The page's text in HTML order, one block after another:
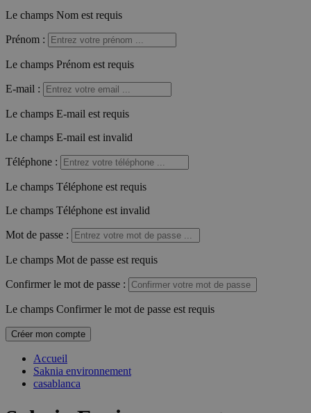
Le champs Nom est requis
Prénom :
Le champs Prénom est requis
E-mail :
Le champs E-mail est requis
Le champs E-mail est invalid
Téléphone :
Le champs Téléphone est requis
Le champs Téléphone est invalid
Mot de passe :
Le champs Mot de passe est requis
Confirmer le mot de passe :
Le champs Confirmer le mot de passe est requis
Créer mon compte
Accueil
Saknia environnement
casablanca